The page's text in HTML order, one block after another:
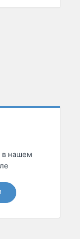
в нашем